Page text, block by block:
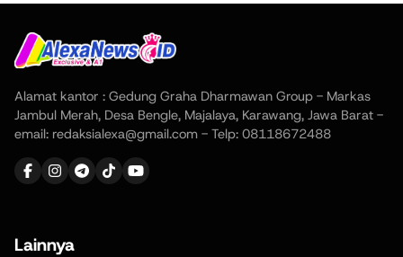
Alamat kantor : Gedung Graha Dharmawan Group - Markas
Jambul Merah, Desa Bengle, Majalaya, Karawang, Jawa Barat -
email: redaksialexa@gmail.com - Telp: 08118672488
Lainnya